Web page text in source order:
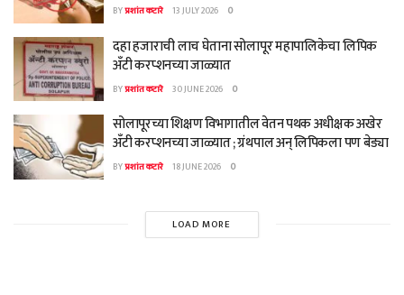
BYप्रशांत कटारे 13 JULY 2026 0
दहा हजाराची लाच घेताना सोलापूर महापालिकेचा लिपिक
अँटी करप्शनच्या जाळ्यात
BYप्रशांत कटारे 30 JUNE 2026 0
सोलापूरच्या शिक्षण विभागातील वेतन पथक अधीक्षक अखेर
अँटी करप्शनच्या जाळ्यात ; ग्रंथपाल अन् लिपिकला पण बेड्या
BYप्रशांत कटारे 18 JUNE 2026 0
LOAD MORE